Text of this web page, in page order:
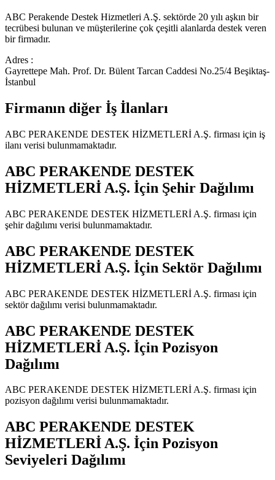
ABC Perakende Destek Hizmetleri A.Ş. sektörde 20 yılı aşkın bir
tecrübesi bulunan ve müşterilerine çok çeşitli alanlarda destek veren
bir firmadır.
Adres :
Gayrettepe Mah. Prof. Dr. Bülent Tarcan Caddesi No.25/4 Beşiktaş-
İstanbul
Firmanın diğer İş İlanları
ABC PERAKENDE DESTEK HİZMETLERİ A.Ş. firması için iş
ilanı verisi bulunmamaktadır.
ABC PERAKENDE DESTEK
HİZMETLERİ A.Ş. İçin Şehir Dağılımı
ABC PERAKENDE DESTEK HİZMETLERİ A.Ş. firması için
şehir dağılımı verisi bulunmamaktadır.
ABC PERAKENDE DESTEK
HİZMETLERİ A.Ş. İçin Sektör Dağılımı
ABC PERAKENDE DESTEK HİZMETLERİ A.Ş. firması için
sektör dağılımı verisi bulunmamaktadır.
ABC PERAKENDE DESTEK
HİZMETLERİ A.Ş. İçin Pozisyon
Dağılımı
ABC PERAKENDE DESTEK HİZMETLERİ A.Ş. firması için
pozisyon dağılımı verisi bulunmamaktadır.
ABC PERAKENDE DESTEK
HİZMETLERİ A.Ş. İçin Pozisyon
Seviyeleri Dağılımı